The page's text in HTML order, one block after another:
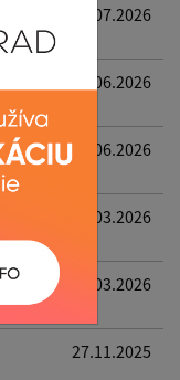
Reset
23.07.2026
11.06.2026
11.06.2026
12.03.2026
12.03.2026
27.11.2025